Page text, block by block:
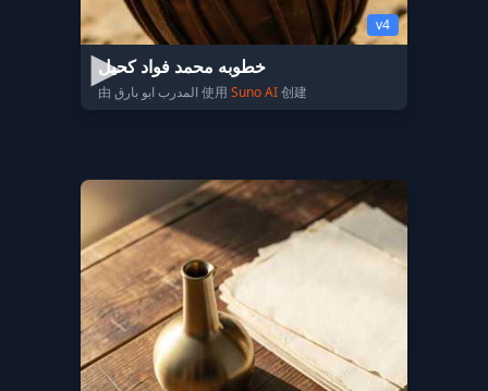
v4
خطوبه محمد فواد كحيل
由 المدرب ابو بارق 使用 Suno AI创建